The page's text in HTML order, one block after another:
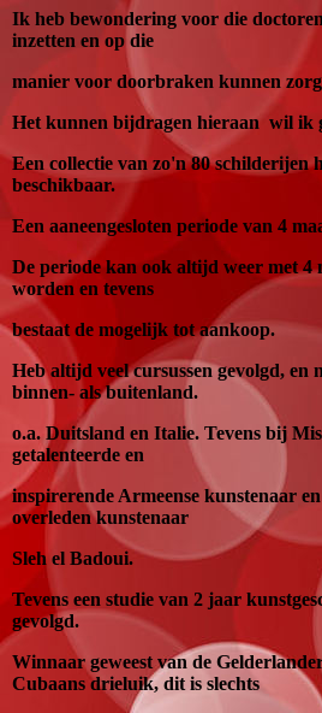
Ik heb bewondering voor die
inzetten en op die
manier voor doorbraken kunnen
Het kunnen bijdragen hieraan wil ik
Een collectie van zo'n 80 schilderijen
beschikbaar.
Een aaneengesloten periode van 4
De periode kan ook altijd weer met 4
worden en tevens
bestaat de mogelijk tot aankoop.
Heb altijd veel cursussen gevolgd, en
binnen- als buitenland.
o.a. Duitsland en Italie. Tevens bij
getalenteerde en
inspirerende Armeense kunstenaar
overleden kunstenaar
Sleh el Badoui.
Tevens een studie van 2 jaar
gevolgd.
Winnaar geweest van de
Cubaans drieluik, dit is slechts